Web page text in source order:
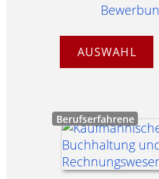
AUSWAHL
Berufserfahrene